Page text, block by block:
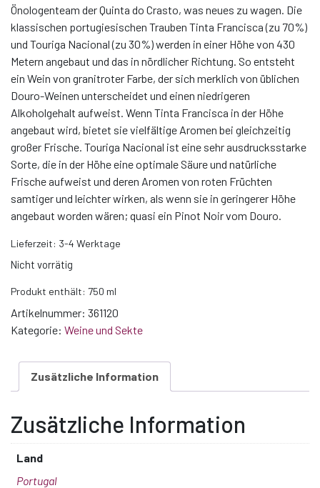
Önologenteam der Quinta do Crasto, was neues zu wagen. Die
klassischen portugiesischen Trauben Tinta Francisca (zu 70%)
und Touriga Nacional (zu 30%) werden in einer Höhe von 430
Metern angebaut und das in nördlicher Richtung. So entsteht
ein Wein von granitroter Farbe, der sich merklich von üblichen
Douro-Weinen unterscheidet und einen niedrigeren
Alkoholgehalt aufweist. Wenn Tinta Francisca in der Höhe
angebaut wird, bietet sie vielfältige Aromen bei gleichzeitig
großer Frische. Touriga Nacional ist eine sehr ausdrucksstarke
Sorte, die in der Höhe eine optimale Säure und natürliche
Frische aufweist und deren Aromen von roten Früchten
samtiger und leichter wirken, als wenn sie in geringerer Höhe
angebaut worden wären; quasi ein Pinot Noir vom Douro.
Lieferzeit: 3-4 Werktage
Nicht vorrätig
Produkt enthält: 750 ml
Artikelnummer: 361120
Kategorie: Weine und Sekte
Zusätzliche Information
Zusätzliche Information
Land
Portugal